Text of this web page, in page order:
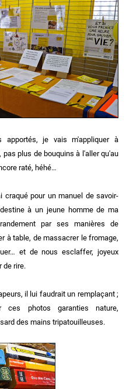
apportés, je vais m'appliquer à
plus de bouquins à l'aller qu'au
raté, héhé…
craqué pour un manuel de savoir-
à un jeune homme de ma
par ses manières de
à table, de massacrer le fromage,
et de nous esclaffer, joyeux
de rire.
il lui faudrait un remplaçant ;
photos garanties nature,
des mains tripatouilleuses.